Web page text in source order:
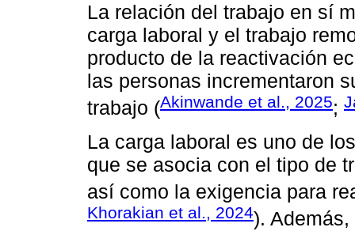
La relación del trabajo en sí
carga laboral y el trabajo
producto de la reactivación
las personas incrementaron
trabajo (Akinwande et al., 2025;
La carga laboral es uno de
que se asocia con el tipo de
así como la exigencia para
Khorakian et al., 2024).